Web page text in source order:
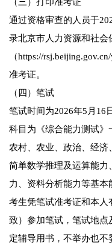
通过资格审查的人员于
录北京市人力资源和社会
（https://
准考证。
（四）笔试
笔试时间为2026年5月16
科目为《综合能力测试》
农村、农业、政治、经济
简单数学推理及运算能
力、资料分析能力等基本
考生凭笔试准考证和本人
致）参加笔试，笔试地点
定辅导用书，不举办也不